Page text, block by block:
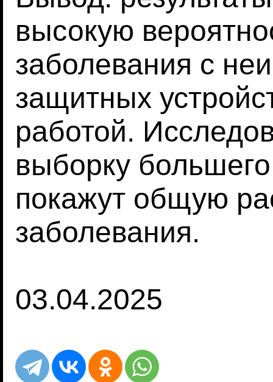
высокую
заболевания с
защитных
работой.
выборку
покажут общую
заболевания.
03.04.2025